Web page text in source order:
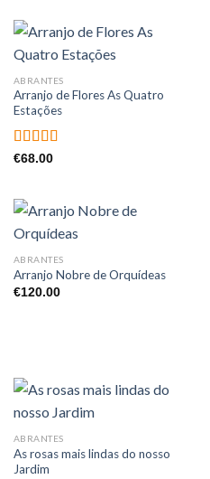
ABRANTES
Arranjo de Flores As Quatro
Estações
Avaliação
€68.00
ABRANTES
Arranjo Nobre de Orquídeas
€120.00
ABRANTES
As rosas mais lindas do nosso
Jardim